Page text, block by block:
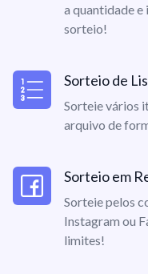
a quantidade e
sorteio!
Sorteio de
Sorteie vários
arquivo de
Sorteio em
Sorteie pelos
Instagram ou
limites!